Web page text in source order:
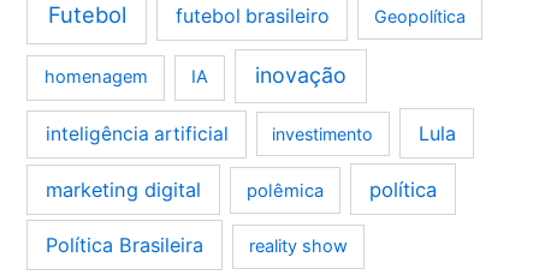
Futebol futebol brasileiro Geopolítica
homenagem IA inovação
inteligência artificial investimento Lula
marketing digital polêmica política
Política Brasileira reality show